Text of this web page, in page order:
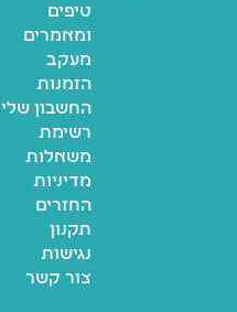
טיפים
ומאמרים
מעקב
הזמנות
החשבון שלי
רשימת
משאלות
מדיניות
החזרים
תקנון
נגישות
צור קשר